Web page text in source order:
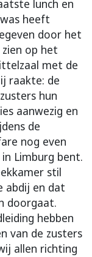
lunch en
heeft
door het
op het
met de
raakte: de
hun
aanwezig en
de
nog even
Limburg bent.
stil
abdij en dat
doorgaat.
hebben
van de zusters
allen richting